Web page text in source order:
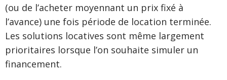
(ou de l’acheter moyennant un prix fixé à
l’avance) une fois période de location terminée.
Les solutions locatives sont même largement
prioritaires lorsque l’on souhaite simuler un
financement.